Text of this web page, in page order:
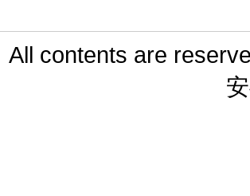
All contents are